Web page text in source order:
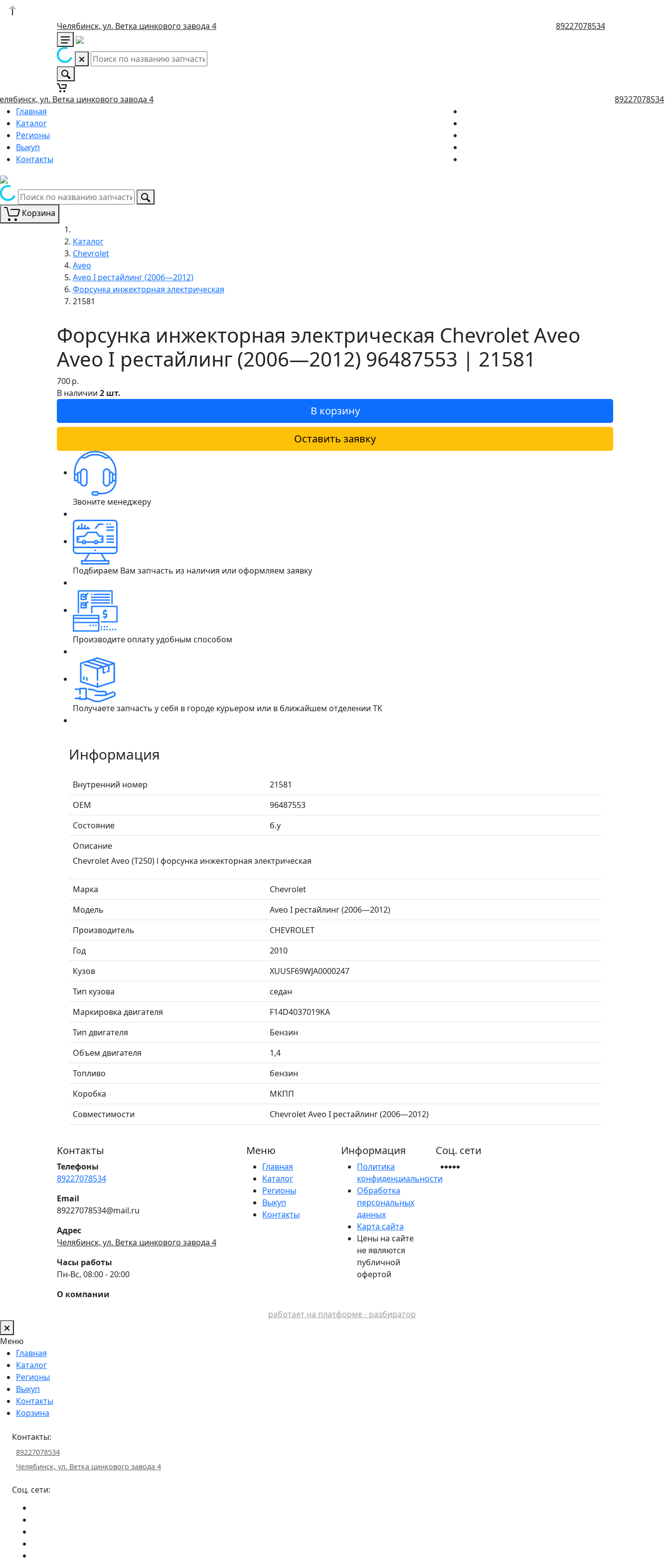
Челябинск, ул. Ветка цинкового завода 4 89227078534
ул. Ветка цинкового завода 4
89227078534
Главная
Каталог
Регионы
Выкуп
Контакты
Корзина
Каталог
Chevrolet
Aveo
Aveo I рестайлинг (2006—2012)
Форсунка инжекторная электрическая
21581
Форсунка инжекторная электрическая Chevrolet Aveo
Aveo I рестайлинг (2006—2012) 96487553 | 21581
700р.
В наличии 2 шт.
В корзину
Оставить заявку
Звоните менеджеру
Подбираем Вам запчасть из наличия или оформляем заявку
Производите оплату удобным способом
Получаете запчасть у себя в городе курьером или в ближайшем отделении ТК
Информация
Внутренний номер
21581
ОЕМ
96487553
Состояние
б.у
Описание
Chevrolet Aveo (T250) l форсунка инжекторная электрическая
Марка
Chevrolet
Модель
Aveo I рестайлинг (2006—2012)
Производитель
CHEVROLET
Год
2010
Кузов
XUUSF69WJA0000247
Тип кузова
седан
Маркировка двигателя
F14D4037019KA
Тип двигателя
Бензин
Объем двигателя
1,4
Топливо
бензин
Коробка
МКПП
Совместимости
Chevrolet Aveo I рестайлинг (2006—2012)
Контакты
Телефоны
89227078534
Email
89227078534@mail.ru
Адрес
Челябинск, ул. Ветка цинкового завода 4
Часы работы
Пн-Вс, 08:00 - 20:00
О компании
Меню
Главная
Каталог
Регионы
Выкуп
Контакты
Информация
Политика
конфиденциальности
Обработка
персональных
данных
Карта сайта
Цены на сайте
не являются
публичной
офертой
Соц. сети
работает на платформе - разбиратор
Меню
Главная
Каталог
Регионы
Выкуп
Контакты
Корзина
Контакты:
89227078534
Челябинск, ул. Ветка цинкового завода 4
Соц. сети: